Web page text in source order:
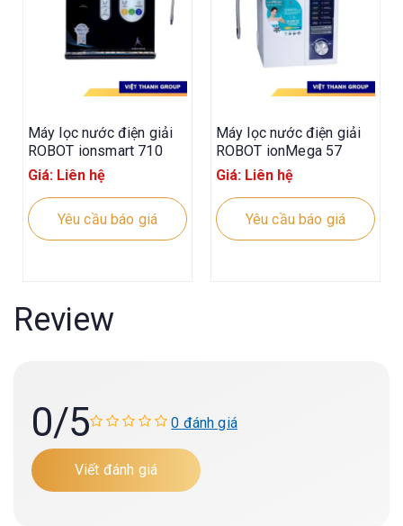
Máy lọc nước điện giải
ROBOT ionsmart 710
Giá: Liên hệ
Yêu cầu báo giá
Máy lọc nước điện giải
ROBOT ionMega 57
Giá: Liên hệ
Yêu cầu báo giá
Review
0/5 0 đánh giá
Viết đánh giá